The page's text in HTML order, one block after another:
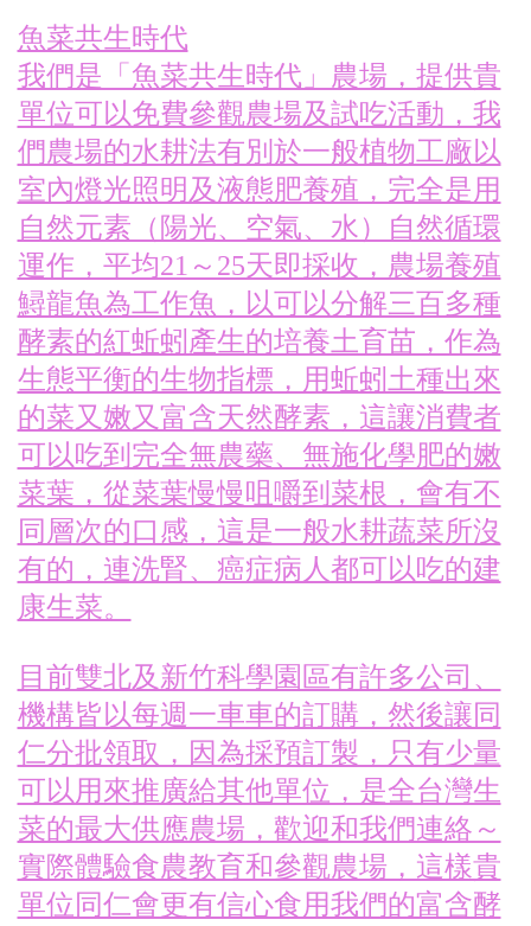
魚菜共生時代
我們是「魚菜共生時代」農場，提供貴
單位可以免費參觀農場及試吃活動，我
們農場的水耕法有別於一般植物工廠以
室內燈光照明及液態肥養殖，完全是用
自然元素（陽光、空氣、水）自然循環
運作，平均21～25天即採收，農場養殖
鱘龍魚為工作魚，以可以分解三百多種
酵素的紅蚯蚓產生的培養土育苗，作為
生態平衡的生物指標，用蚯蚓土種出來
的菜又嫩又富含天然酵素，這讓消費者
可以吃到完全無農藥、無施化學肥的嫩
菜葉，從菜葉慢慢咀嚼到菜根，會有不
同層次的口感，這是一般水耕蔬菜所沒
有的，連洗腎、癌症病人都可以吃的建
康生菜。
目前雙北及新竹科學園區有許多公司、
機構皆以每週一車車的訂購，然後讓同
仁分批領取，因為採預訂製，只有少量
可以用來推廣給其他單位，是全台灣生
菜的最大供應農場，歡迎和我們連絡～
實際體驗食農教育和參觀農場，這樣貴
單位同仁會更有信心食用我們的富含酵